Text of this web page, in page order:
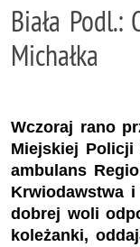
Biała
Michałka
Wczoraj rano
Miejskiej Policji
ambulans
Krwiodawstwa
dobrej woli
koleżanki,